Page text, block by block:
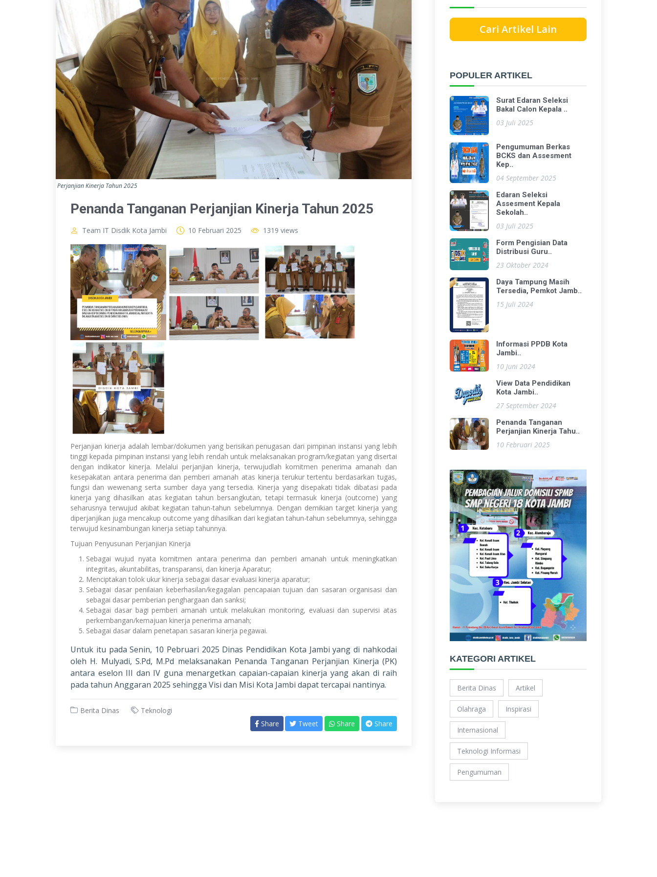
Perjanjian Kinerja Tahun 2025
Penanda Tanganan Perjanjian Kinerja Tahun 2025
Team IT Disdik Kota Jambi 10 Februari 2025 1319 views
Perjanjian kinerja adalah lembar/dokumen yang berisikan penugasan dari pimpinan instansi yang lebih
tinggi kepada pimpinan instansi yang lebih rendah untuk melaksanakan program/kegiatan yang disertai
dengan indikator kinerja. Melalui perjanjian kinerja, terwujudlah komitmen penerima amanah dan
kesepakatan antara penerima dan pemberi amanah atas kinerja terukur tertentu berdasarkan tugas,
fungsi dan wewenang serta sumber daya yang tersedia. Kinerja yang disepakati tidak dibatasi pada
kinerja yang dihasilkan atas kegiatan tahun bersangkutan, tetapi termasuk kinerja (outcome) yang
seharusnya terwujud akibat kegiatan tahun-tahun sebelumnya. Dengan demikian target kinerja yang
diperjanjikan juga mencakup outcome yang dihasilkan dari kegiatan tahun-tahun sebelumnya, sehingga
terwujud kesinambungan kinerja setiap tahunnya.
Tujuan Penyusunan Perjanjian Kinerja
Sebagai wujud nyata komitmen antara penerima dan pemberi amanah untuk meningkatkan
integritas, akuntabilitas, transparansi, dan kinerja Aparatur;
Menciptakan tolok ukur kinerja sebagai dasar evaluasi kinerja aparatur;
Sebagai dasar penilaian keberhasilan/kegagalan pencapaian tujuan dan sasaran organisasi dan
sebagai dasar pemberian penghargaan dan sanksi;
Sebagai dasar bagi pemberi amanah untuk melakukan monitoring, evaluasi dan supervisi atas
perkembangan/kemajuan kinerja penerima amanah;
Sebagai dasar dalam penetapan sasaran kinerja pegawai.
Untuk itu pada Senin, 10 Pebruari 2025 Dinas Pendidikan Kota Jambi yang di nahkodai
oleh H. Mulyadi, S.Pd, M.Pd melaksanakan Penanda Tanganan Perjanjian Kinerja (PK)
antara eselon III dan IV guna menargetkan capaian-capaian kinerja yang akan di raih
pada tahun Anggaran 2025 sehingga Visi dan Misi Kota Jambi dapat tercapai nantinya.
Berita Dinas
Teknologi
Share
Tweet Share Share
Cari Artikel Lain
POPULER ARTIKEL
Surat Edaran Seleksi
Bakal Calon Kepala ..
03 Juli 2025
Pengumuman Berkas
BCKS dan Assesment
Kep..
04 September 2025
Edaran Seleksi
Assesment Kepala
Sekolah..
03 Juli 2025
Form Pengisian Data
Distribusi Guru..
23 Oktober 2024
Daya Tampung Masih
Tersedia, Pemkot Jamb..
15 Juli 2024
Informasi PPDB Kota
Jambi..
10 Juni 2024
View Data Pendidikan
Kota Jambi..
27 September 2024
Penanda Tanganan
Perjanjian Kinerja Tahu..
10 Februari 2025
KATEGORI ARTIKEL
Berita Dinas Artikel
Olahraga Inspirasi
Internasional
Teknologi Informasi
Pengumuman